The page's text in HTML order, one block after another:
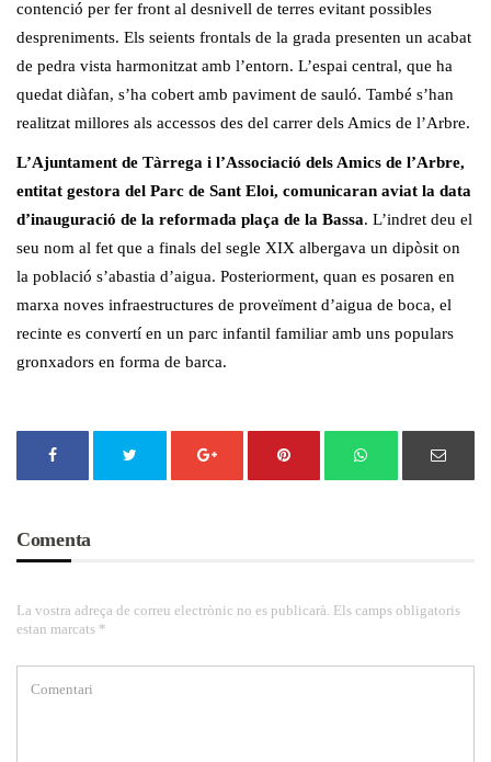
contenció per fer front al desnivell de terres evitant possibles
despreniments. Els seients frontals de la grada presenten un acabat
de pedra vista harmonitzat amb l’entorn. L’espai central, que ha
quedat diàfan, s’ha cobert amb paviment de sauló. També s’han
realitzat millores als accessos des del carrer dels Amics de l’Arbre.
L’Ajuntament de Tàrrega i l’Associació dels Amics de l’Arbre,
entitat gestora del Parc de Sant Eloi, comunicaran aviat la data
d’inauguració de la reformada plaça de la Bassa. L’indret deu el
seu nom al fet que a finals del segle XIX albergava un dipòsit on
la població s’abastia d’aigua. Posteriorment, quan es posaren en
marxa noves infraestructures de proveïment d’aigua de boca, el
recinte es convertí en un parc infantil familiar amb uns populars
gronxadors en forma de barca.
Comenta
La vostra adreça de correu electrònic no es publicarà. Els camps obligatoris
estan marcats *